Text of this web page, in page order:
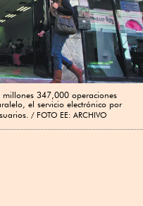
347,000 operaciones
el servicio electrónico por
FOTO EE: ARCHIVO